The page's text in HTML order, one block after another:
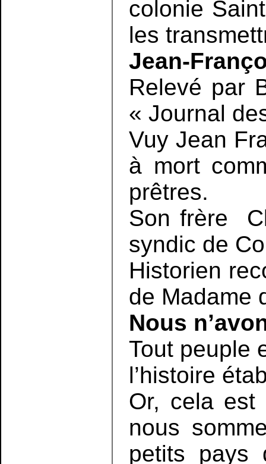
colonie
les
Jean-
Relevé par
« Journal
Vuy Jean
à mort
prêtres.
Son frère
syndic de
Historien
de Madame
Nous
Tout peuple
l’histoire
Or, cela
nous
petits pays